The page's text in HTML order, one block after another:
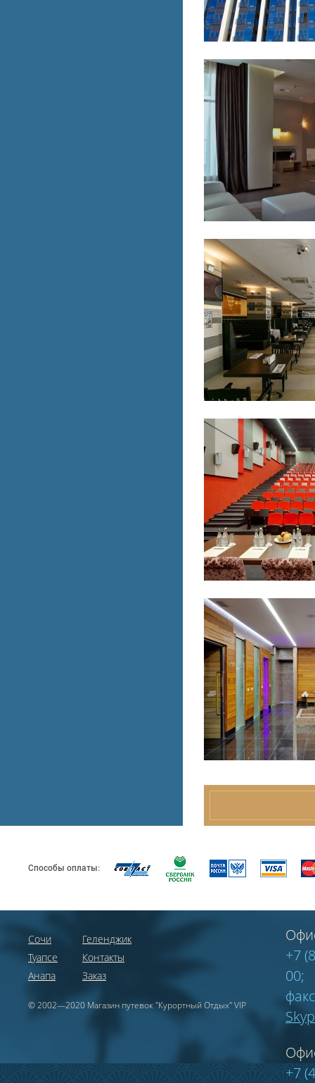
Способы оплаты:
Сочи
Туапсе
Анапа
Геленджик
Контакты
Заказ
© 2002—2020 Магазин путевок "Курортный Отдых" VIP
+7
00;
+7